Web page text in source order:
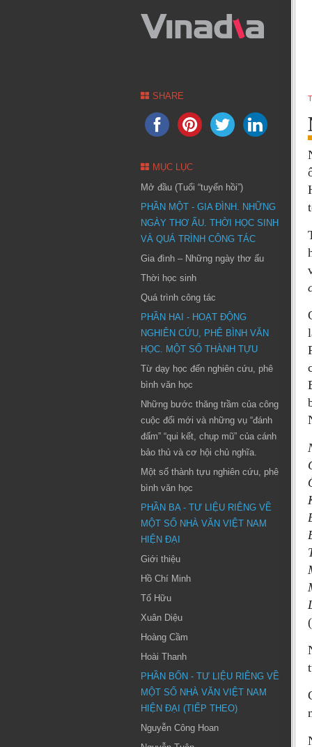
SHARE
MỤC LỤC
Mở đầu (Tuổi “tuyển hồi”)
PHẦN MỘT - GIA ĐÌNH. NHỮNG
NGÀY THƠ ẤU. THỜI HỌC SINH
VÀ QUÁ TRÌNH CÔNG TÁC
Gia đình – Những ngày thơ ấu
Thời học sinh
Quá trình công tác
PHẦN HAI - HOẠT ĐỘNG
NGHIÊN CỨU, PHÊ BÌNH VĂN
HỌC. MỘT SỐ THÀNH TỰU
Từ dạy học đến nghiên cứu, phê
bình văn học
Những bước thăng trầm của công
cuộc đổi mới và những vụ “đánh
đấm” “qui kết, chụp mũ” của cánh
bảo thủ và cơ hội chủ nghĩa.
Một số thành tựu nghiên cứu, phê
bình văn học
PHẦN BA - TƯ LIỆU RIÊNG VỀ
MỘT SỐ NHÀ VĂN VIỆT NAM
HIỆN ĐẠI
Giới thiệu
Hồ Chí Minh
Tố Hữu
Xuân Diệu
Hoàng Cầm
Hoài Thanh
PHẦN BỐN - TƯ LIỆU RIÊNG VỀ
MỘT SỐ NHÀ VĂN VIỆT NAM
HIỆN ĐẠI (TIẾP THEO)
Nguyễn Công Hoan